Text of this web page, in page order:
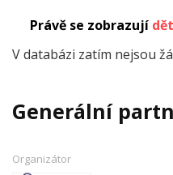
Právě se zobrazují
V databázi zatím nejsou
Generální
Organizátor